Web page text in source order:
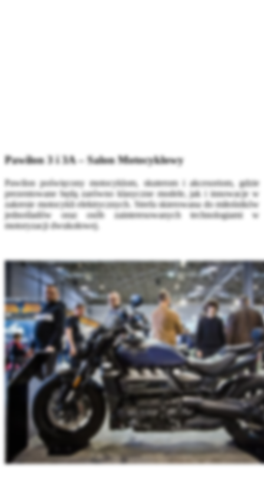
Pawilon 3 i 3A – Salon Motocyklowy
Pawilon poświęcony motocyklom, skuterom i akcesoriom, gdzie
prezentowane będą zarówno klasyczne modele, jak i innowacje w
zakresie motocykli elektrycznych. Strefa skierowana do miłośników
jednośladów oraz osób zainteresowanych technologiami w
motoryzacji dwukołowej.